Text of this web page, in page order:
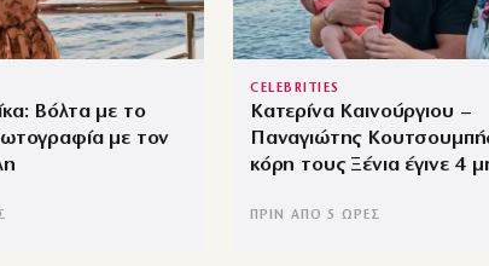
Βόλτα με το
με τον
CELEBRITIES
Κατερίνα Καινούργιου –
Παναγιώτης
κόρη τους Ξένια έγινε 4
ΠΡΙΝ ΑΠΌ 5 ΏΡΕΣ